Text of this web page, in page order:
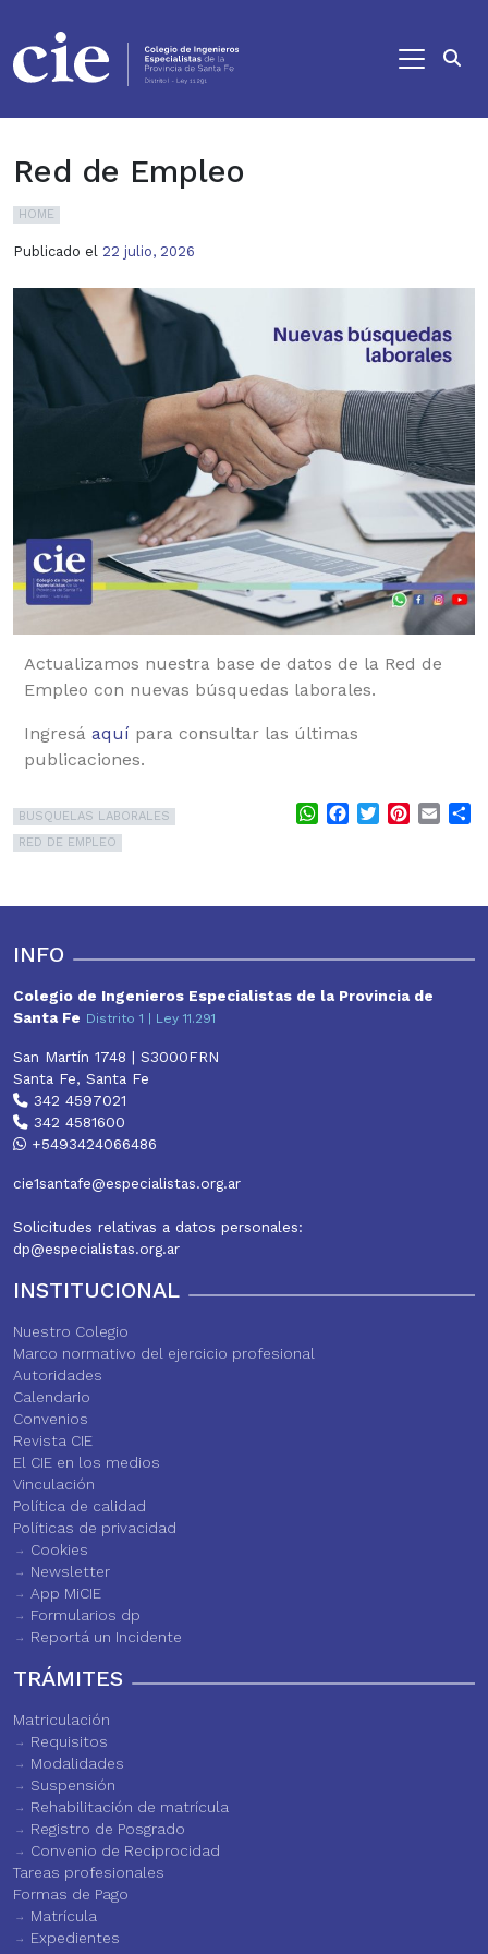
Red de Empleo
HOME
Publicado el 22 julio, 2026
Actualizamos nuestra base de datos de la Red de
Empleo con nuevas búsquedas laborales.
Ingresá aquí para consultar las últimas
publicaciones.
BUSQUELAS LABORALES
RED DE EMPLEO
WhatsApp
Facebook
TwitterPinterest
Email
INFO
Colegio de Ingenieros Especialistas de la Provincia de
Santa Fe Distrito 1 | Ley 11.291
San Martín 1748 | S3000FRN
Santa Fe, Santa Fe
342 4597021
342 4581600
+5493424066486
cie1santafe@especialistas.org.ar
Solicitudes relativas a datos personales:
dp@especialistas.org.ar
INSTITUCIONAL
Nuestro Colegio
Marco normativo del ejercicio profesional
Autoridades
Calendario
Convenios
Revista CIE
El CIE en los medios
Vinculación
Política de calidad
Políticas de privacidad
Cookies
Newsletter
App MiCIE
Formularios dp
Reportá un Incidente
TRÁMITES
Matriculación
Requisitos
Modalidades
Suspensión
Rehabilitación de matrícula
Registro de Posgrado
Convenio de Reciprocidad
Tareas profesionales
Formas de Pago
Matrícula
Expedientes